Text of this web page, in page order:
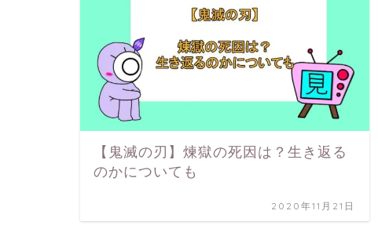
【鬼滅の刃】煉獄の死因は？生き返る
のかについても
2020年11月21日